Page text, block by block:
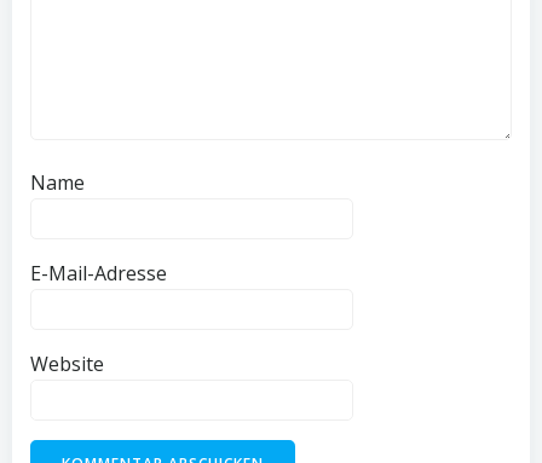
Name
E-Mail-Adresse
Website